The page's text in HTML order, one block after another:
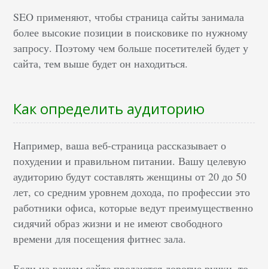
SEO применяют, чтобы страница сайты занимала
более высокие позиции в поисковике по нужному
запросу. Поэтому чем больше посетителей будет у
сайта, тем выше будет он находиться.
Как определить аудиторию
Например, ваша веб-страница рассказывает о
похудении и правильном питании. Вашу целевую
аудиторию будут составлять женщины от 20 до 50
лет, со средним уровнем дохода, по профессии это
работники офиса, которые ведут преимущественно
сидячий образ жизни и не имеют свободного
времени для посещения фитнес зала.